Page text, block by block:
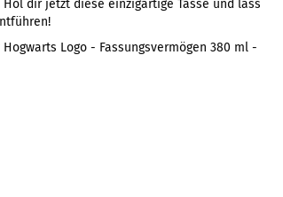
dir jetzt diese einzigartige Tasse und lass
Logo - Fassungsvermögen 380 ml -